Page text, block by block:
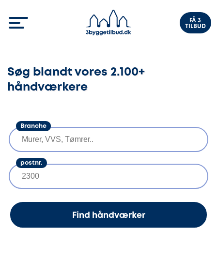
FÅ 3
TILBUD
Søg blandt vores 2.100+
håndværkere
Branche
postnr.
Find håndværker